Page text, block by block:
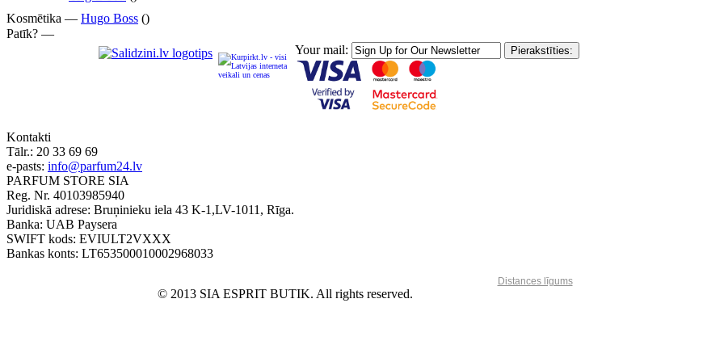
Kosmētika — Hugo Boss ()
Patīk? —
Your mail:
Kontakti
Tālr.: 20 33 69 69
e-pasts: info@parfum24.lv
PARFUM STORE SIA
Reg. Nr. 40103985940
Juridiskā adrese: Bruņinieku iela 43 K-1,LV-1011, Rīga.
Banka: UAB Paysera
SWIFT kods: EVIULT2VXXX
Bankas konts: LT653500010002968033
Distances līgums
© 2013 SIA ESPRIT BUTIK. All rights reserved.